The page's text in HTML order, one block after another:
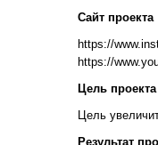
Сайт проекта
https://
https://
Цель проекта
Цель
Результат